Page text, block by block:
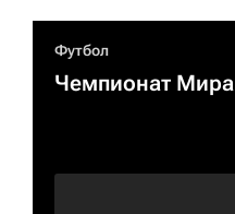
Футбол
Чемпионат Мира